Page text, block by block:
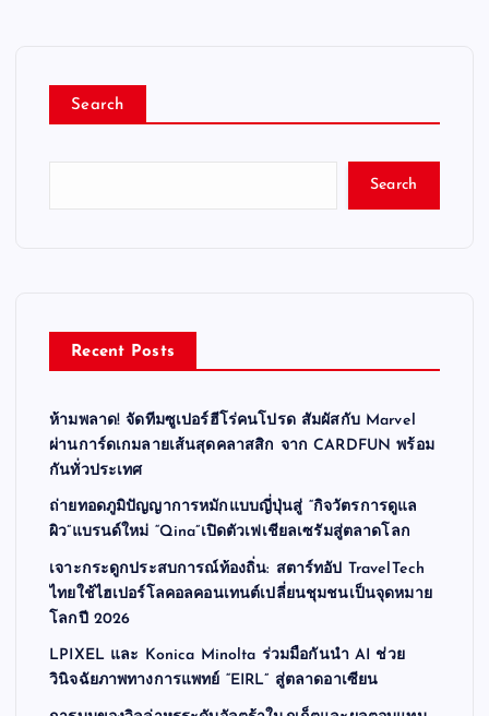
Search
Search
Recent Posts
ห้ามพลาด! จัดทีมซูเปอร์ฮีโร่คนโปรด สัมผัสกับ Marvel
ผ่านการ์ดเกมลายเส้นสุดคลาสสิก จาก CARDFUN พร้อม
กันทั่วประเทศ
ถ่ายทอดภูมิปัญญาการหมักแบบญี่ปุ่นสู่ “กิจวัตรการดูแล
ผิว”แบรนด์ใหม่ “Qina”เปิดตัวเฟเชียลเซรัมสู่ตลาดโลก
เจาะกระดูกประสบการณ์ท้องถิ่น: สตาร์ทอัป TravelTech
ไทยใช้ไฮเปอร์โลคอลคอนเทนต์เปลี่ยนชุมชนเป็นจุดหมาย
โลกปี 2026
LPIXEL และ Konica Minolta ร่วมมือกันนำ AI ช่วย
วินิจฉัยภาพทางการแพทย์ “EIRL” สู่ตลาดอาเซียน